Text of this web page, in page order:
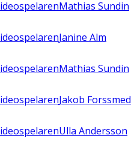
Mathias Sundin
Janine Alm
Mathias Sundin
Jakob Forssmed
Ulla Andersson